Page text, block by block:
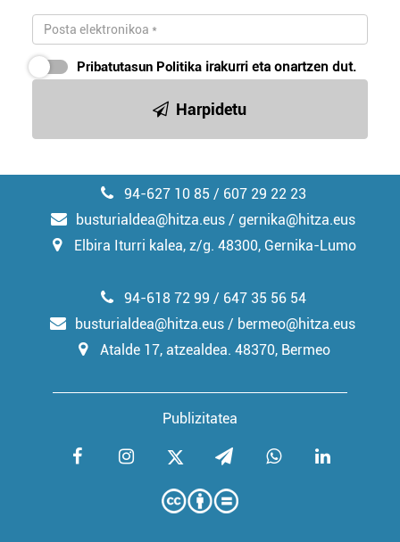
Pribatutasun Politika irakurri eta onartzen dut.
Harpidetu
94-627 10 85 / 607 29 22 23
busturialdea@hitza.eus / gernika@hitza.eus
Elbira Iturri kalea, z/g. 48300, Gernika-Lumo
Publizitatea
94-618 72 99 / 647 35 56 54
busturialdea@hitza.eus / bermeo@hitza.eus
Atalde 17, atzealdea. 48370, Bermeo